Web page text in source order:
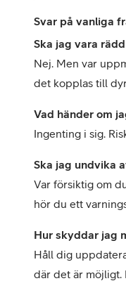
Svar på vanliga
Ska jag vara
Nej. Men var
det kopplas till
Vad händer om
Ingenting i sig.
Ska jag undvika
Var försiktig om
hör du ett
Hur skyddar jag
Håll dig
där det är möjligt.